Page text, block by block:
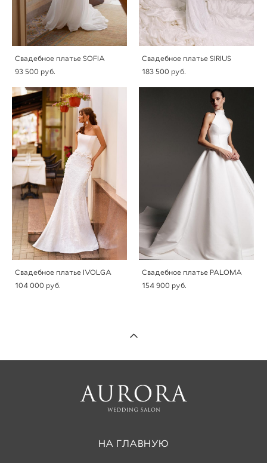
Свадебное платье SOFIA
93 500 pуб.
Свадебное платье SIRIUS
183 500 pуб.
Свадебное платье IVOLGA
104 000 pуб.
Свадебное платье PALOMA
154 900 pуб.
НА ГЛАВНУЮ